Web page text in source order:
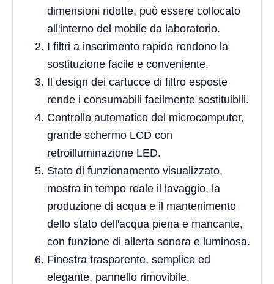
dimensioni ridotte, può essere collocato
all'interno del mobile da laboratorio.
I filtri a inserimento rapido rendono la
sostituzione facile e conveniente.
Il design dei cartucce di filtro esposte
rende i consumabili facilmente sostituibili.
Controllo automatico del microcomputer,
grande schermo LCD con
retroilluminazione LED.
Stato di funzionamento visualizzato,
mostra in tempo reale il lavaggio, la
produzione di acqua e il mantenimento
dello stato dell'acqua piena e mancante,
con funzione di allerta sonora e luminosa.
Finestra trasparente, semplice ed
elegante, pannello rimovibile,